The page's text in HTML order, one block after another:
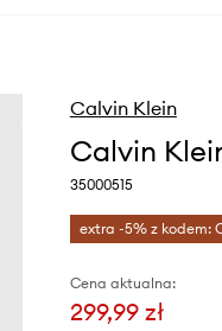
Calvin Klein
Calvin
35000515
extra -5% z kodem:
Cena aktualna:
299,99 zł